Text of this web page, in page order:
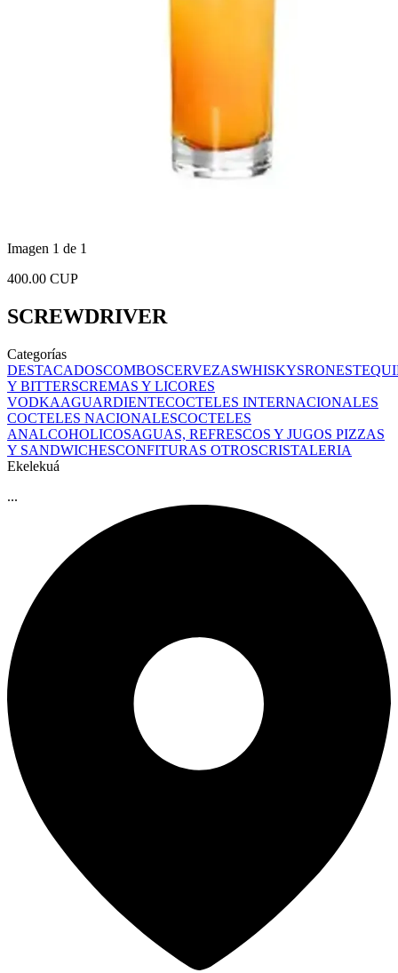
Imagen 1 de 1
400.00 CUP
SCREWDRIVER
Categorías
DESTACADOSCOMBOSCERVEZASWHISKYSRONES
Y BITTERSCREMAS Y LICORES
VODKAAGUARDIENTECOCTELES INTERNACIONALES
COCTELES NACIONALESCOCTELES
ANALCOHOLICOSAGUAS, REFRESCOS Y JUGOS PIZZAS
Y SANDWICHESCONFITURAS OTROSCRISTALERIA
Ekelekuá
...